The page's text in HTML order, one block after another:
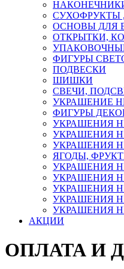
СУХОФРУКТЫ
ОСНОВЫ ДЛЯ
ОТКРЫТКИ,
ФИГУРЫ
ПОДВЕСКИ
ШИШКИ
СВЕЧИ,
УКРАШЕНИЕ
ФИГУРЫ
УКРАШЕНИЯ
УКРАШЕНИЯ
УКРАШЕНИЯ
ЯГОДЫ,
УКРАШЕНИЯ
УКРАШЕНИЯ
УКРАШЕНИЯ
УКРАШЕНИЯ
УКРАШЕНИЯ
АКЦИИ
ОПЛАТА И